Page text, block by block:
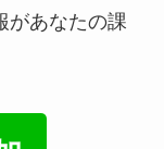
があなたの課